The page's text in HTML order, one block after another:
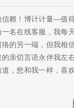
信赖！博计计量—值
名在线客服，我每
的另一端，但我相
亲切言语永伴我左
，您和我一样，喜